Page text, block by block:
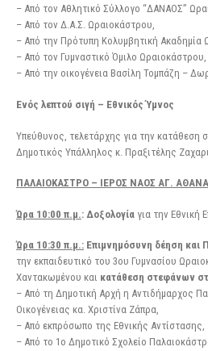
– Από τον Αθλητικό Σύλλογο “ΔΑΝΑΟΣ”
– Από τον Δ.Α.Σ. Ωραιοκάστρου,
– Από την Πρότυπη Κολυμβητική Ακαδημία
– Από τον Γυμναστικό Όμιλο Ωραιοκάστρου,
– Από την οικογένεια Βασίλη Τομπάζη –
Ενός λεπτού σιγή – Εθνικός Ύμνος
Υπεύθυνος, τελετάρχης για την κατάθεση
Δημοτικός Υπάλληλος κ. Πραξιτέλης
ΠΑΛΑΙΟΚΑΣΤΡΟ – ΙΕΡΟΣ ΝΑΟΣ ΑΓ.
Ώρα 10:00 π.μ.: Δοξολογία για την Εθνική
Ώρα 10:30 π.μ.: Επιμνημόσυνη δέηση και
την εκπαιδευτικό του 3ου Γυμνασίου
Χαντακωμένου και κατάθεση στεφάνων
– Από τη Δημοτική Αρχή η Αντιδήμαρχος
Οικογένειας κα. Χριστίνα Ζάπρα,
– Από εκπρόσωπο της Εθνικής Αντίστασης,
– Από το 1ο Δημοτικό Σχολείο